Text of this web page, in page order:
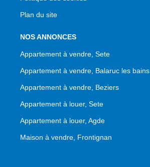
Plan du site
NOS ANNONCES
Appartement à vendre, Sete
Appartement à vendre, Balaruc les bains
Appartement à vendre, Beziers
Appartement à louer, Sete
Appartement à louer, Agde
Maison à vendre, Frontignan